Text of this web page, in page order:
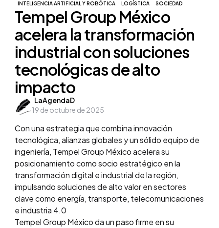
INTELIGENCIA ARTIFICIAL Y ROBÓTICA
LOGÍSTICA SOCIEDAD
Tempel Group México
acelera la transformación
industrial con soluciones
tecnológicas de alto
impacto
Posted
by
LaAgendaD
19 de octubre de 2025
Con una estrategia que combina innovación
tecnológica, alianzas globales y un sólido equipo de
ingeniería, Tempel Group México acelera su
posicionamiento como socio estratégico en la
transformación digital e industrial de la región,
impulsando soluciones de alto valor en sectores
clave como energía, transporte, telecomunicaciones
e industria 4.0
Tempel Group México da un paso firme en su